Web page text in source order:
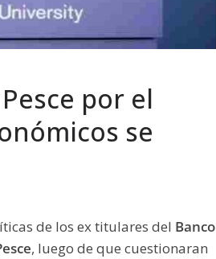
por el
se
de los ex titulares del Banco
, luego de que cuestionaran